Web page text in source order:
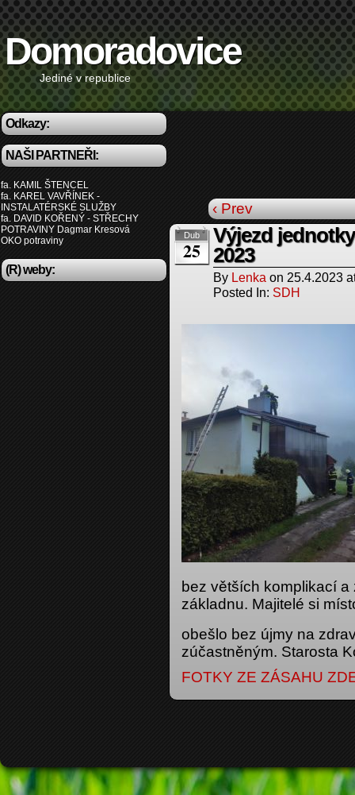
Domoradovice
Jediné v republice
Odkazy:
NAŠI PARTNEŘI:
fa. KAMIL ŠTENCEL
fa. KAREL VAVŘÍNEK -
INSTALATÉRSKÉ SLUŽBY
fa. DAVID KOŘENÝ - STŘECHY
POTRAVINY Dagmar Kresová
OKO potraviny
(R) weby:
‹ Prev
Dub
25
Výjezd
2023
By Lenka on 25.4.2023
Posted In: SDH
bez větších komplikací
základnu. Majitelé si
obešlo bez újmy na
zúčastněným. Starosta
FOTKY ZE ZÁSAHU